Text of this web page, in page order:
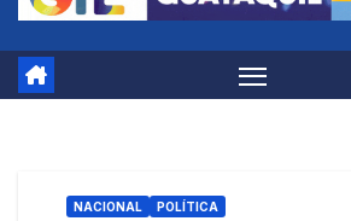
NACIONAL POLÍTICA